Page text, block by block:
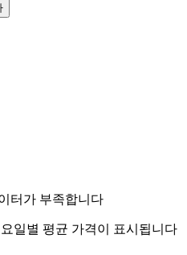
터가 부족합니다
일별 평균 가격이 표시됩니다